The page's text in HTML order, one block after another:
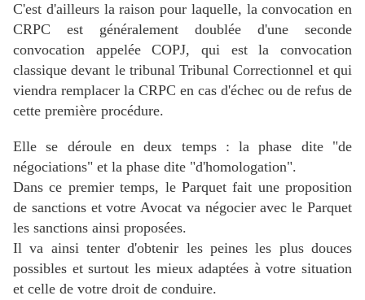
C'est d'ailleurs la raison pour laquelle, la convocation en
CRPC est généralement doublée d'une seconde
convocation appelée COPJ, qui est la convocation
classique devant le tribunal Tribunal Correctionnel et qui
viendra remplacer la CRPC en cas d'échec ou de refus de
cette première procédure.
Elle se déroule en deux temps : la phase dite "de
négociations" et la phase dite "d'homologation".
Dans ce premier temps, le Parquet fait une proposition
de sanctions et votre Avocat va négocier avec le Parquet
les sanctions ainsi proposées.
Il va ainsi tenter d'obtenir les peines les plus douces
possibles et surtout les mieux adaptées à votre situation
et celle de votre droit de conduire.